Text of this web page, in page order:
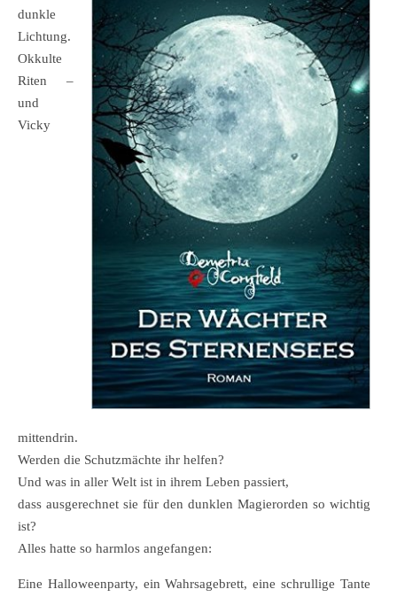
dunkle
Lichtung.
Okkulte
Riten –
und
Vicky
mittendrin.
Werden die Schutzmächte ihr helfen?
Und was in aller Welt ist in ihrem Leben passiert,
dass ausgerechnet sie für den dunklen Magierorden so wichtig
ist?
Alles hatte so harmlos angefangen:
Eine Halloweenparty, ein Wahrsagebrett, eine schrullige Tante